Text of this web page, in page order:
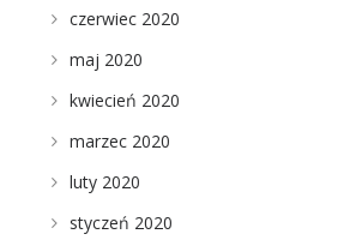
czerwiec 2020
maj 2020
kwiecień 2020
marzec 2020
luty 2020
styczeń 2020